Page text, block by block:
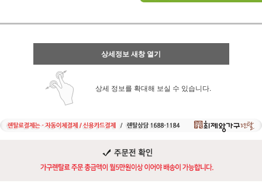
상세정보 새창 열기
상세 정보를 확대해 보실 수 있습니다.